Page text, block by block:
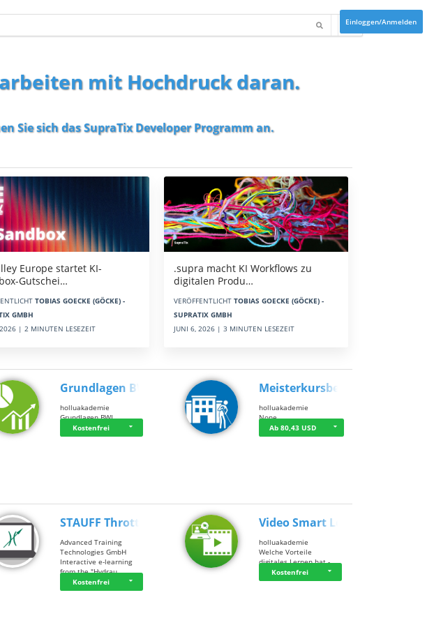
Einloggen/Anmelden
mit Hochdruck daran.
Sie sich dasSupraTix Developer Programman.
Europe startet KI-
Gutschei…
TOBIAS GOECKE (GÖCKE) -
GMBH
| 2 MINUTEN LESEZEIT
.supra macht KI Workflows zu
digitalen Produ…
VERÖFFENTLICHT TOBIAS GOECKE (GÖCKE) -
SUPRATIX GMBH
JUNI 6, 2026 | 3 MINUTEN LESEZEIT
Grundlagen BWL
holluakademie
Grundlagen BWL
Kostenfrei
Meisterkursbegl…
holluakademie
None
Ab 80,43 USD
STAUFF Throttle…
Advanced Training
Technologies GmbH
Interactive e-learning
from the "Hydrau…
Kostenfrei
Video Smart Lea…
holluakademie
Welche Vorteile
digitales Lernen hat - …
Kostenfrei